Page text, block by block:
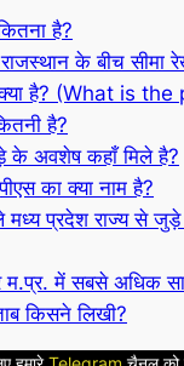
है?
के बीच सीमा
क्या है? (What is
है?
के अवशेष कहाँ मिले है?
का क्या नाम है?
प्रदेश राज्य से जुड़े
में सबसे अधिक
किसने लिखी?